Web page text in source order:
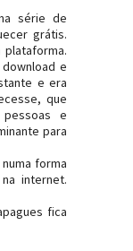
série de
grátis.
e
e era
que
e
para
forma
internet.
fica